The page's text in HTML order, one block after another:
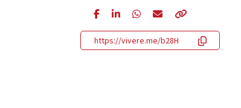
https://vivere.me/b28H